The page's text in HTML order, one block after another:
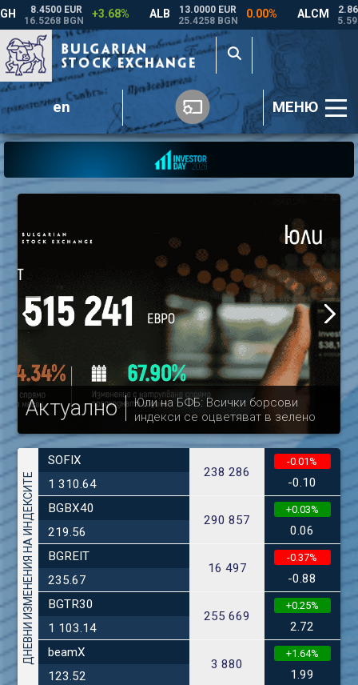
en МЕНЮ
Актуално
Юли на БФБ: Всички борсови
индекси се оцветяват в зелено
ДНЕВНИ ИЗМЕНЕНИЯ НА ИНДЕКСИТЕ
SOFIX
1 310.64
238 286
-0.01%
-0.10
BGBX40
219.56
290 857
+0.03%
0.06
BGREIT
235.67
16 497
-0.37%
-0.88
BGTR30
1 103.14
255 669
+0.25%
2.72
beamX
123.52
3 880
+1.64%
1.99